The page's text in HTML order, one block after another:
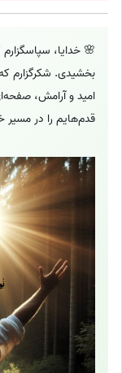
🌸 خدایا،
بخشیدی. شکرگزارم
امید و آرامش،
قدم‌هایم را در